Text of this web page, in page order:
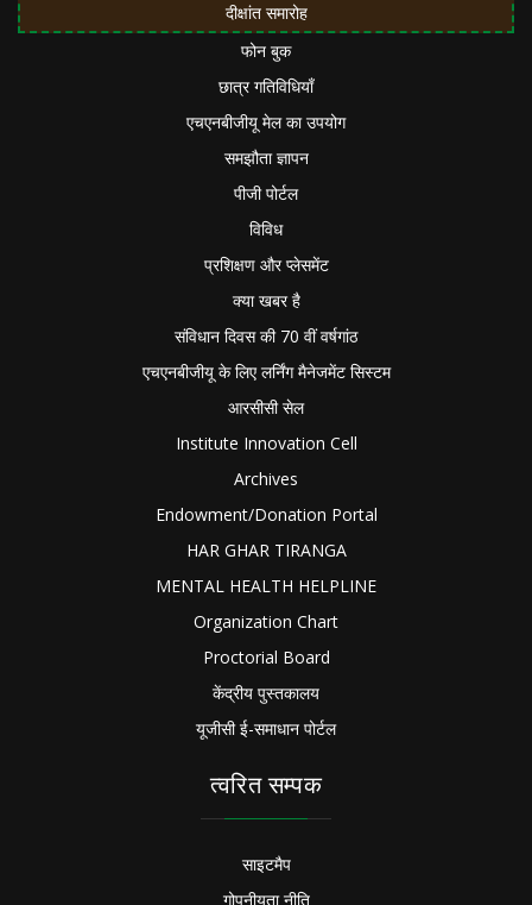
दीक्षांत समारोह
फोन बुक
छात्र गतिविधियाँ
एचएनबीजीयू मेल का उपयोग
समझौता ज्ञापन
पीजी पोर्टल
विविध
प्रशिक्षण और प्लेसमेंट
क्या खबर है
संविधान दिवस की 70 वीं वर्षगांठ
एचएनबीजीयू के लिए लर्निंग मैनेजमेंट सिस्टम
आरसीसी सेल
Institute Innovation Cell
Archives
Endowment/Donation Portal
HAR GHAR TIRANGA
MENTAL HEALTH HELPLINE
Organization Chart
Proctorial Board
केंद्रीय पुस्तकालय
यूजीसी ई-समाधान पोर्टल
त्वरित सम्पक
साइटमैप
गोपनीयता नीति